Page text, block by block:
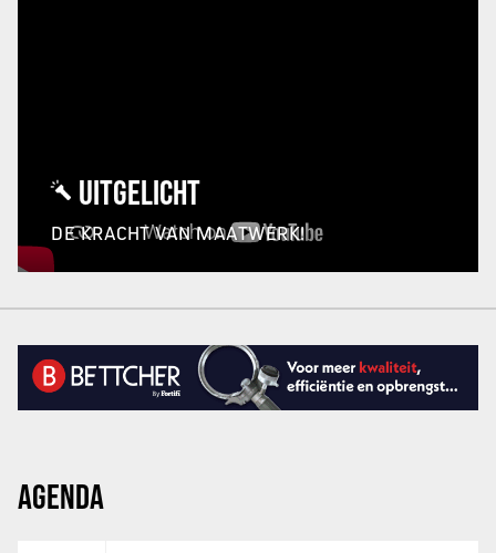
UITGELICHT
DE KRACHT VAN MAATWERK!
AGENDA